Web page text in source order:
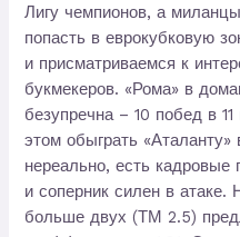
Лигу чемпионов, а
попасть в еврокубковую
и присматриваемся к
букмекеров. «Рома» в
безупречна – 10 побед в
этом обыграть
нереально, есть кадровые
и соперник силен в атаке.
больше двух (ТМ 2.5)